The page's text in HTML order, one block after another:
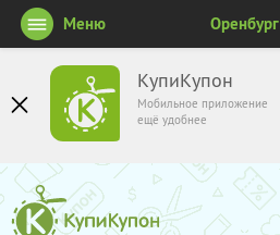
КупиКупон
Мобильное приложение
ещё удобнее
Меню Оренбург